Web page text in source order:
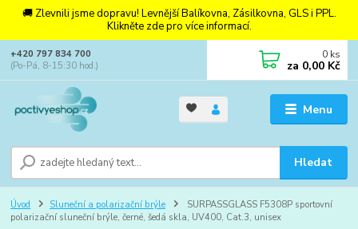
🚚 Zlevnili jsme dopravu! Levnější Balíkovna, Zásilkovna, GLS i PPL.
Klikněte zde pro více informací.
Menu
Hledat
+420 797 834 700
(Po-Pá, 8-15:30 hod.)
0 ks
za 0,00 Kč
Úvod Sluneční a polarizační brýle
SURPASSGLASS F5308P sportovní
polarizační sluneční brýle, černé, šedá skla, UV400, Cat.3, unisex